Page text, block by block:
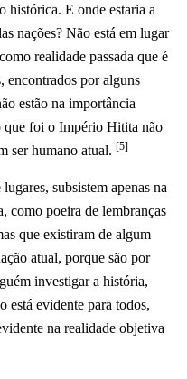
histórica. E onde estaria a
nações? Não está em lugar
realidade passada que é
encontrados por alguns
estão na importância
que foi o Império Hitita não
ser humano atual. [5]
subsistem apenas na
como poeira de lembranças
que existiram de algum
atual, porque são por
investigar a história,
está evidente para todos,
na realidade objetiva